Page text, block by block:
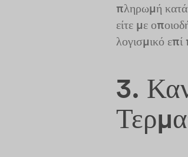
πληρωμή κατά
είτε με
λογισμικό
3.